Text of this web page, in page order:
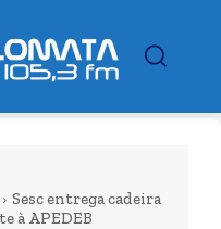
Sesc entrega cadeira
à APEDEB